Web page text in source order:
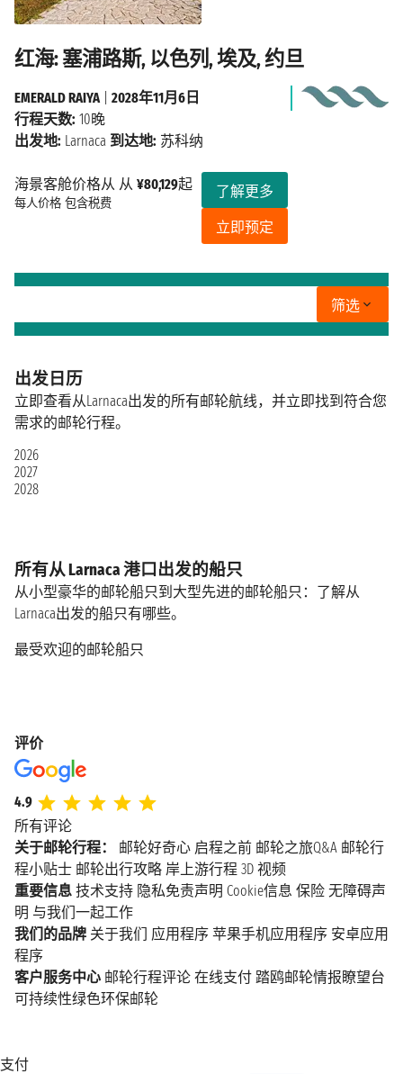
红海: 塞浦路斯, 以色列, 埃及, 约旦
海景客舱价格从 从 ¥80,129起
每人价格 包含税费
了解更多
立即预定
EMERALD RAIYA
2028年11月6日
行程天数: 10晚
出发地: Larnaca 到达地: 苏科纳
筛选
出发日历
立即查看从Larnaca出发的所有邮轮航线，并立即找到符合您
需求的邮轮行程。
2026
2027
2028
所有从 Larnaca 港口出发的船只
从小型豪华的邮轮船只到大型先进的邮轮船只：了解从
Larnaca出发的船只有哪些。
最受欢迎的邮轮船只
评价
4.9
所有评论
关于邮轮行程：
邮轮好奇心 启程之前 邮轮之旅Q&A 邮轮行
程小贴士 邮轮出行攻略 岸上游行程 3D 视频
重要信息 技术支持 隐私免责声明 Cookie信息 保险 无障碍声
明 与我们一起工作
我们的品牌 关于我们 应用程序 苹果手机应用程序 安卓应用
程序
客户服务中心 邮轮行程评论 在线支付 踏鸥邮轮情报瞭望台
可持续性绿色环保邮轮
支付